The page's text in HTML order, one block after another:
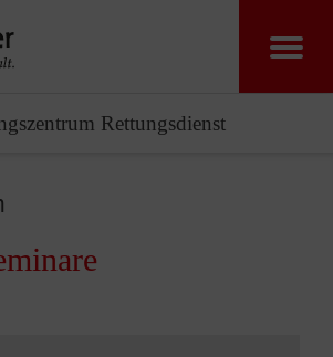
Rettungsdienst